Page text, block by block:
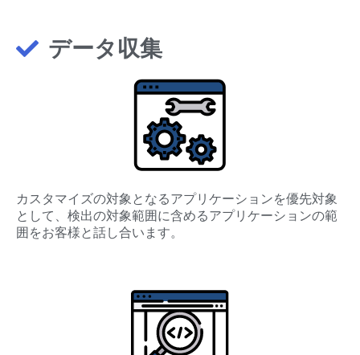
データ収集
カスタマイズの対象となるアプリケーションを優先対象
として、検出の対象範囲に含めるアプリケーションの範
囲をお客様と話し合います。